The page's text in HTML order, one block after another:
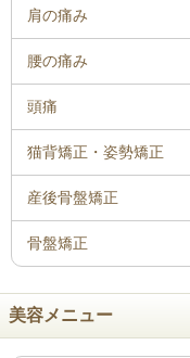
骨盤矯正
美容メニュー